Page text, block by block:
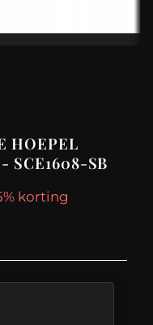
HOEPEL
SCE1608-SB
korting